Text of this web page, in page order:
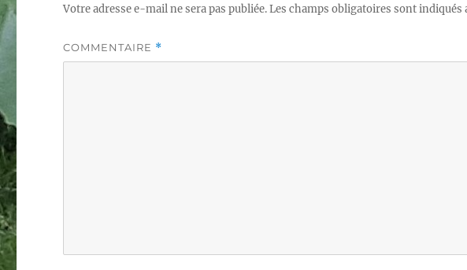
Votre adresse e-mail ne sera pas publiée.Les champs obligatoires sont indiqués
COMMENTAIRE *